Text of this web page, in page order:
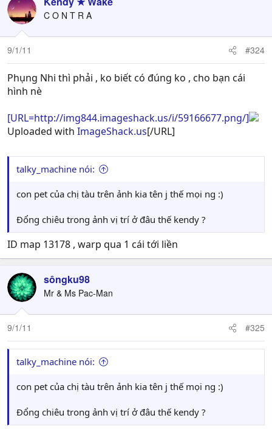
C O N T R A
9/1/11 #324
Phụng Nhi thì phải , ko biết có đúng ko , cho bạn cái
hình nè
[URL=http://img844.imageshack.us/i/59166677.png/]
Uploaded with ImageShack.us[/URL]
talky_machine nói:
con pet của chị tàu trên ảnh kia tên j thế mọi ng :)
Đổng chiêu trong ảnh vị trí ở đâu thế kendy ?
ID map 13178 , warp qua 1 cái tới liền
sôngku98
Mr & Ms Pac-Man
9/1/11 #325
talky_machine nói:
con pet của chị tàu trên ảnh kia tên j thế mọi ng :)
Đổng chiêu trong ảnh vị trí ở đâu thế kendy ?